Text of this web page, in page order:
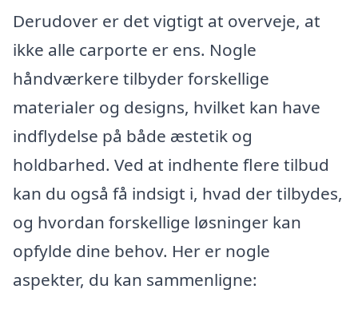
Derudover er det vigtigt at overveje, at
ikke alle carporte er ens. Nogle
håndværkere tilbyder forskellige
materialer og designs, hvilket kan have
indflydelse på både æstetik og
holdbarhed. Ved at indhente flere tilbud
kan du også få indsigt i, hvad der tilbydes,
og hvordan forskellige løsninger kan
opfylde dine behov. Her er nogle
aspekter, du kan sammenligne: